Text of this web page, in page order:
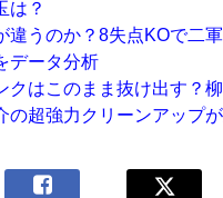
は？
違うのか？8失点KOで二
データ分析
クはこのまま抜け出す？
の超強力クリーンアップ
